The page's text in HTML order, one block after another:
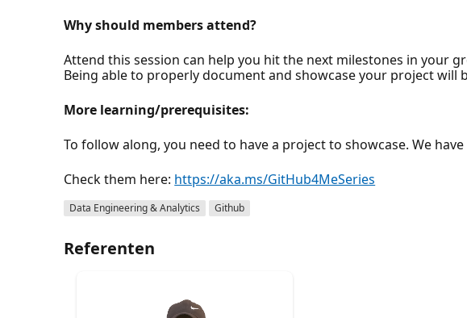
Why should members attend?
Attend this session can help you hit the next milestones in your
Being able to properly document and showcase your project
More learning/prerequisites:
To follow along, you need to have a project to showcase. We
Check them here: https://aka.ms/GitHub4MeSeries
Data Engineering & Analytics Github
Referenten